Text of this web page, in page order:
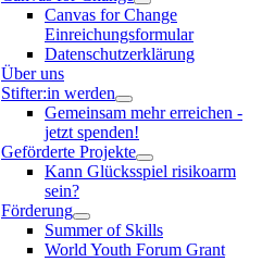
Canvas for Change
Einreichungsformular
Datenschutzerklärung
Über uns
Stifter:in werden
Gemeinsam mehr erreichen -
jetzt spenden!
Geförderte Projekte
Kann Glücksspiel risikoarm
sein?
Förderung
Summer of Skills
World Youth Forum Grant